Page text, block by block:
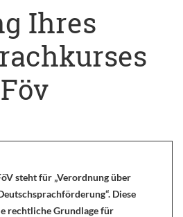
Ihres
steht für „Verordnung über
Diese
rechtliche Grundlage für